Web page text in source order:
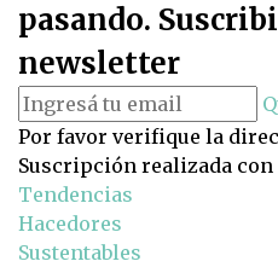
pasando.
newsletter
Por favor verifique la
Suscripción realizada con
Tendencias
Hacedores
Sustentables